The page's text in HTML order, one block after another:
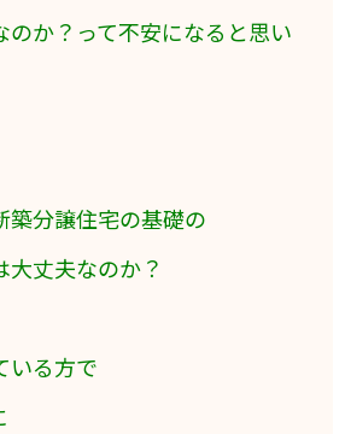
のか？って不安になると思い
築分譲住宅の基礎の
丈夫なのか？
いる方で